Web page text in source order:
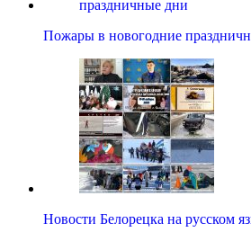
Пожары в новогодние
Новости Белорецка на русском